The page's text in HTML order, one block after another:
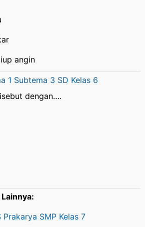
angin
1 Subtema 3 SD Kelas 6
dengan….
Prakarya SMP Kelas 7